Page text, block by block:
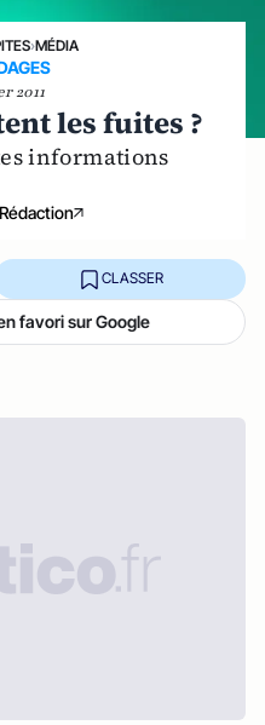
›MÉDIA
2011
les fuites ?
informations
CLASSER
favori sur Google